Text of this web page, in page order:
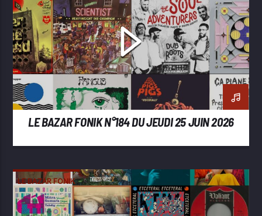
LE BAZAR FONIK N°184 DU JEUDI 25 JUIN 2026
LE BAZAR FONIK